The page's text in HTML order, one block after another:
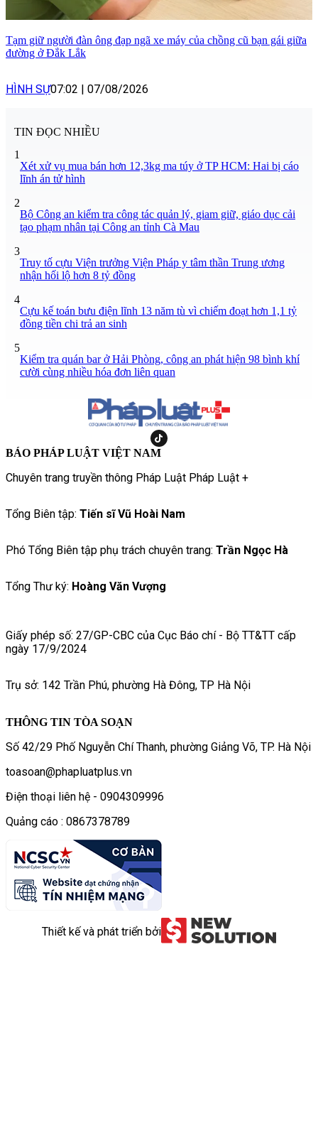
Tạm giữ người đàn ông đạp ngã xe máy của chồng cũ bạn gái giữa
đường ở Đắk Lắk
HÌNH SỰ07:02 07/08/2026
TIN ĐỌC NHIỀU
1
Xét xử vụ mua bán hơn 12,3kg ma túy ở TP HCM: Hai bị cáo
lĩnh án tử hình
2
Bộ Công an kiểm tra công tác quản lý, giam giữ, giáo dục cải
tạo phạm nhân tại Công an tỉnh Cà Mau
3
Truy tố cựu Viện trưởng Viện Pháp y tâm thần Trung ương
nhận hối lộ hơn 8 tỷ đồng
4
Cựu kế toán bưu điện lĩnh 13 năm tù vì chiếm đoạt hơn 1,1 tỷ
đồng tiền chi trả an sinh
5
Kiểm tra quán bar ở Hải Phòng, công an phát hiện 98 bình khí
cười cùng nhiều hóa đơn liên quan
BÁO PHÁP LUẬT VIỆT NAM
Chuyên trang truyền thông Pháp Luật Pháp Luật +
Tổng Biên tập: Tiến sĩ Vũ Hoài Nam
Phó Tổng Biên tập phụ trách chuyên trang: Trần Ngọc Hà
Tổng Thư ký: Hoàng Văn Vượng
Giấy phép số: 27/GP-CBC của Cục Báo chí - Bộ TT&TT cấp
ngày 17/9/2024
Trụ sở: 142 Trần Phú, phường Hà Đông, TP Hà Nội
THÔNG TIN TÒA SOẠN
Số 42/29 Phố Nguyễn Chí Thanh, phường Giảng Võ, TP. Hà Nội
toasoan@phapluatplus.vn
Điện thoại liên hệ - 0904309996
Quảng cáo : 0867378789
Thiết kế và phát triển bởi